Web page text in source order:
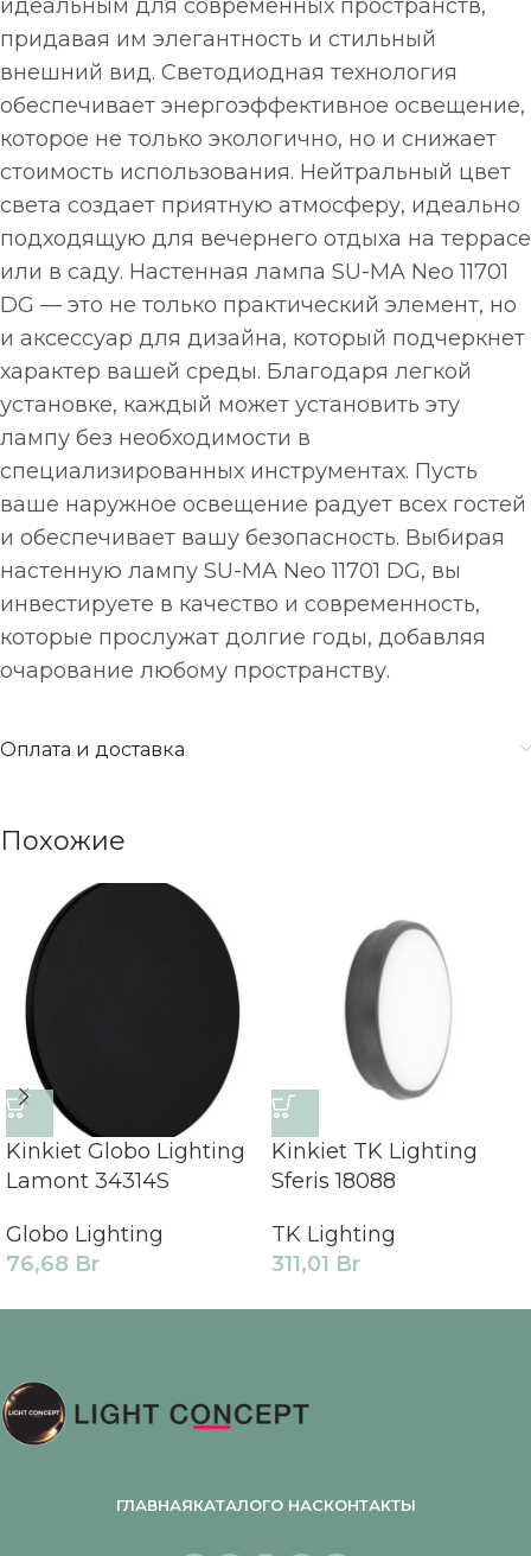
идеальным для современных пространств,
придавая им элегантность и стильный
внешний вид. Светодиодная технология
обеспечивает энергоэффективное освещение,
которое не только экологично, но и снижает
стоимость использования. Нейтральный цвет
света создает приятную атмосферу, идеально
подходящую для вечернего отдыха на террасе
или в саду. Настенная лампа SU-MA Neo 11701
DG — это не только практический элемент, но
и аксессуар для дизайна, который подчеркнет
характер вашей среды. Благодаря легкой
установке, каждый может установить эту
лампу без необходимости в
специализированных инструментах. Пусть
ваше наружное освещение радует всех гостей
и обеспечивает вашу безопасность. Выбирая
настенную лампу SU-MA Neo 11701 DG, вы
инвестируете в качество и современность,
которые прослужат долгие годы, добавляя
очарование любому пространству.
Оплата и доставка
Похожие
Kinkiet Globo Lighting
Lamont 34314S
Globo Lighting
76,68 Br
Kinkiet TK Lighting
Sferis 18088
TK Lighting
311,01 Br
ГЛАВНАЯКАТАЛОГО НАСКОНТАКТЫ